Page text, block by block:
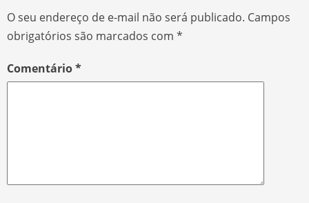
O seu endereço de e-mail não será publicado. Campos
obrigatórios são marcados com *
Comentário*